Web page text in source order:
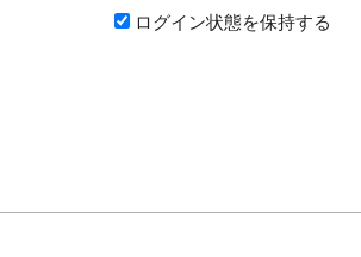
ログイン状態を保持する